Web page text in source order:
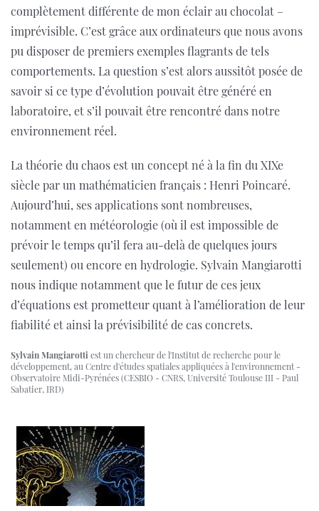
complètement différente de mon éclair au chocolat –
imprévisible. C’est grâce aux ordinateurs que nous avons
pu disposer de premiers exemples flagrants de tels
comportements. La question s’est alors aussitôt posée de
savoir si ce type d’évolution pouvait être généré en
laboratoire, et s’il pouvait être rencontré dans notre
environnement réel.
La théorie du chaos est un concept né à la fin du XIXe
siècle par un mathématicien français : Henri Poincaré.
Aujourd’hui, ses applications sont nombreuses,
notamment en météorologie (où il est impossible de
prévoir le temps qu’il fera au-delà de quelques jours
seulement) ou encore en hydrologie. Sylvain Mangiarotti
nous indique notamment que le futur de ces jeux
d’équations est prometteur quant à l’amélioration de leur
fiabilité et ainsi la prévisibilité de cas concrets.
Sylvain Mangiarottiest un chercheur de l'Institut de recherche pour le
développement, au Centre d'études spatiales appliquées à l'environnement -
Observatoire Midi-Pyrénées (CESBIO - CNRS, Université Toulouse III - Paul
Sabatier, IRD)